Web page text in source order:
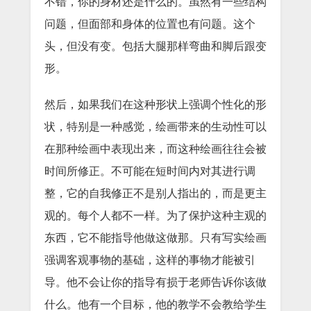
问题，但面部和身体的位置也有问题。这个
头，但没有变。包括大腿那样弯曲和脚后跟变
形。
然后，如果我们在这种形状上强调个性化的形
状，特别是一种感觉，绘画带来的生动性可以
在那种绘画中表现出来，而这种绘画往往会被
时间所修正。不可能在短时间内对其进行调
整，它的自我修正不是别人指出的，而是更主
观的。每个人都不一样。为了保护这种主观的
东西，它不能指导他做这做那。只有写实绘画
强调客观事物的基础，这样的事物才能被引
导。他不会让你的指导有损于老师告诉你该做
什么。他有一个目标，他的教学不会教给学生